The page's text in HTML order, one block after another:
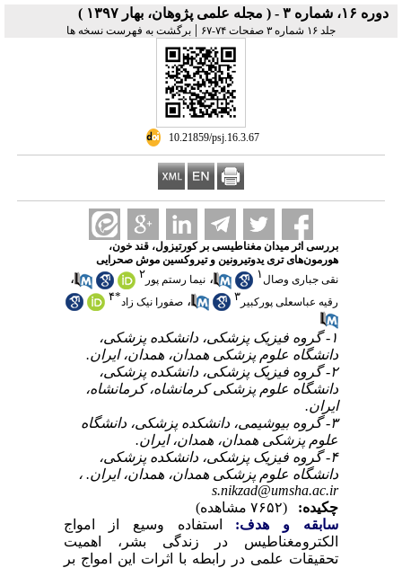
دوره ۱۶، شماره ۳ - ( مجله علمی پژوهان، بهار ۱۳۹۷ )
جلد ۱۶ شماره ۳ صفحات ۷۴-۶۷ | برگشت به فهرست نسخه ها
‎ 10.21859/psj.16.3.67
بررسی اثر میدان مغناطیسی بر کورتیزول، قند خون،
هورمون‌های تری یدوتیرونین و تیروکسین موش صحرایی
نقی جباری وصال۱ ، نیما رستم پور ۲ ،
رقیه عباسعلی پورکبیر ۳ ، صفورا نیک زاد*۴
۱- گروه فیزیک پزشکی، دانشکده پزشکی،
دانشگاه علوم پزشکی همدان، همدان، ایران.
۲- گروه فیزیک پزشکی، دانشکده پزشکی،
دانشگاه علوم پزشکی کرمانشاه، کرمانشاه،
ایران.
۳- گروه بیوشیمی، دانشکده پزشکی، دانشگاه
علوم پزشکی همدان، همدان، ایران.
۴- گروه فیزیک پزشکی، دانشکده پزشکی،
دانشگاه علوم پزشکی همدان، همدان، ایران. ،
s.nikzad@umsha.ac.ir
چکیده:
(۷۶۵۲ مشاهده)
سابقه و هدف: استفاده وسیع از امواج
الکترومغناطیس در زندگی بشر، اهمیت
تحقیقات علمی در رابطه با اثرات این امواج بر